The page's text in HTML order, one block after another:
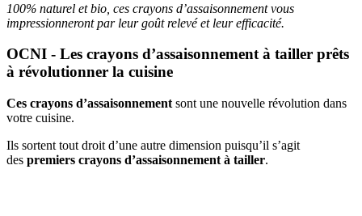
100% naturel et bio, ces crayons d’assaisonnement vous
impressionneront par leur goût relevé et leur efficacité.
OCNI - Les crayons d’assaisonnement à tailler prêts
à révolutionner la cuisine
Ces crayons d’assaisonnement sont une nouvelle révolution dans
votre cuisine.
Ils sortent tout droit d’une autre dimension puisqu’il s’agit
des premiers crayons d’assaisonnement à tailler.